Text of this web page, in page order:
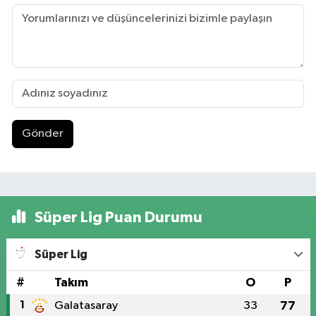
Gönder
Süper Lig Puan Durumu
Süper Lig
# Takım O P
1 Galatasaray 33 77